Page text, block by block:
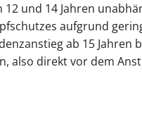
12 und 14 Jahren
aufgrund
ab 15 Jahren
also direkt vor dem